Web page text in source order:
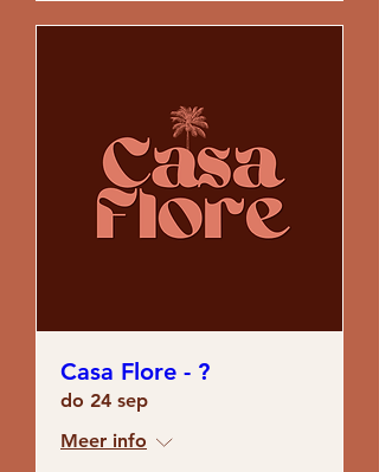
Casa Flore - ?
do 24 sep
Meer info